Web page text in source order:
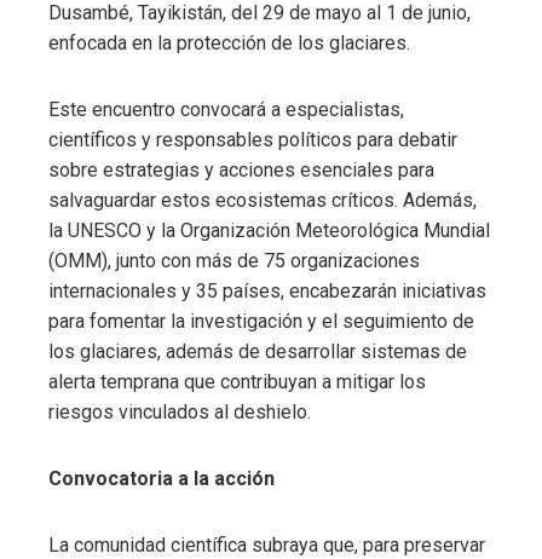
Dusambé, Tayikistán, del 29 de mayo al 1 de junio,
enfocada en la protección de los glaciares.
Este encuentro convocará a especialistas,
científicos y responsables políticos para debatir
sobre estrategias y acciones esenciales para
salvaguardar estos ecosistemas críticos. Además,
la UNESCO y la Organización Meteorológica Mundial
(OMM), junto con más de 75 organizaciones
internacionales y 35 países, encabezarán iniciativas
para fomentar la investigación y el seguimiento de
los glaciares, además de desarrollar sistemas de
alerta temprana que contribuyan a mitigar los
riesgos vinculados al deshielo.
Convocatoria a la acción
La comunidad científica subraya que, para preservar